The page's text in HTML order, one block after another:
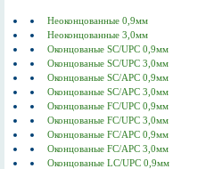
Неоконцованные 0,9мм
Неоконцованные 3,0мм
Оконцованые SC/UPC 0,9мм
Оконцованые SC/UPC 3,0мм
Оконцованые SC/АPC 0,9мм
Оконцованые SC/АPC 3,0мм
Оконцованые FC/UPC 0,9мм
Оконцованые FC/UPC 3,0мм
Оконцованые FC/АPC 0,9мм
Оконцованые FC/АPC 3,0мм
Оконцованые LC/UPC 0,9мм